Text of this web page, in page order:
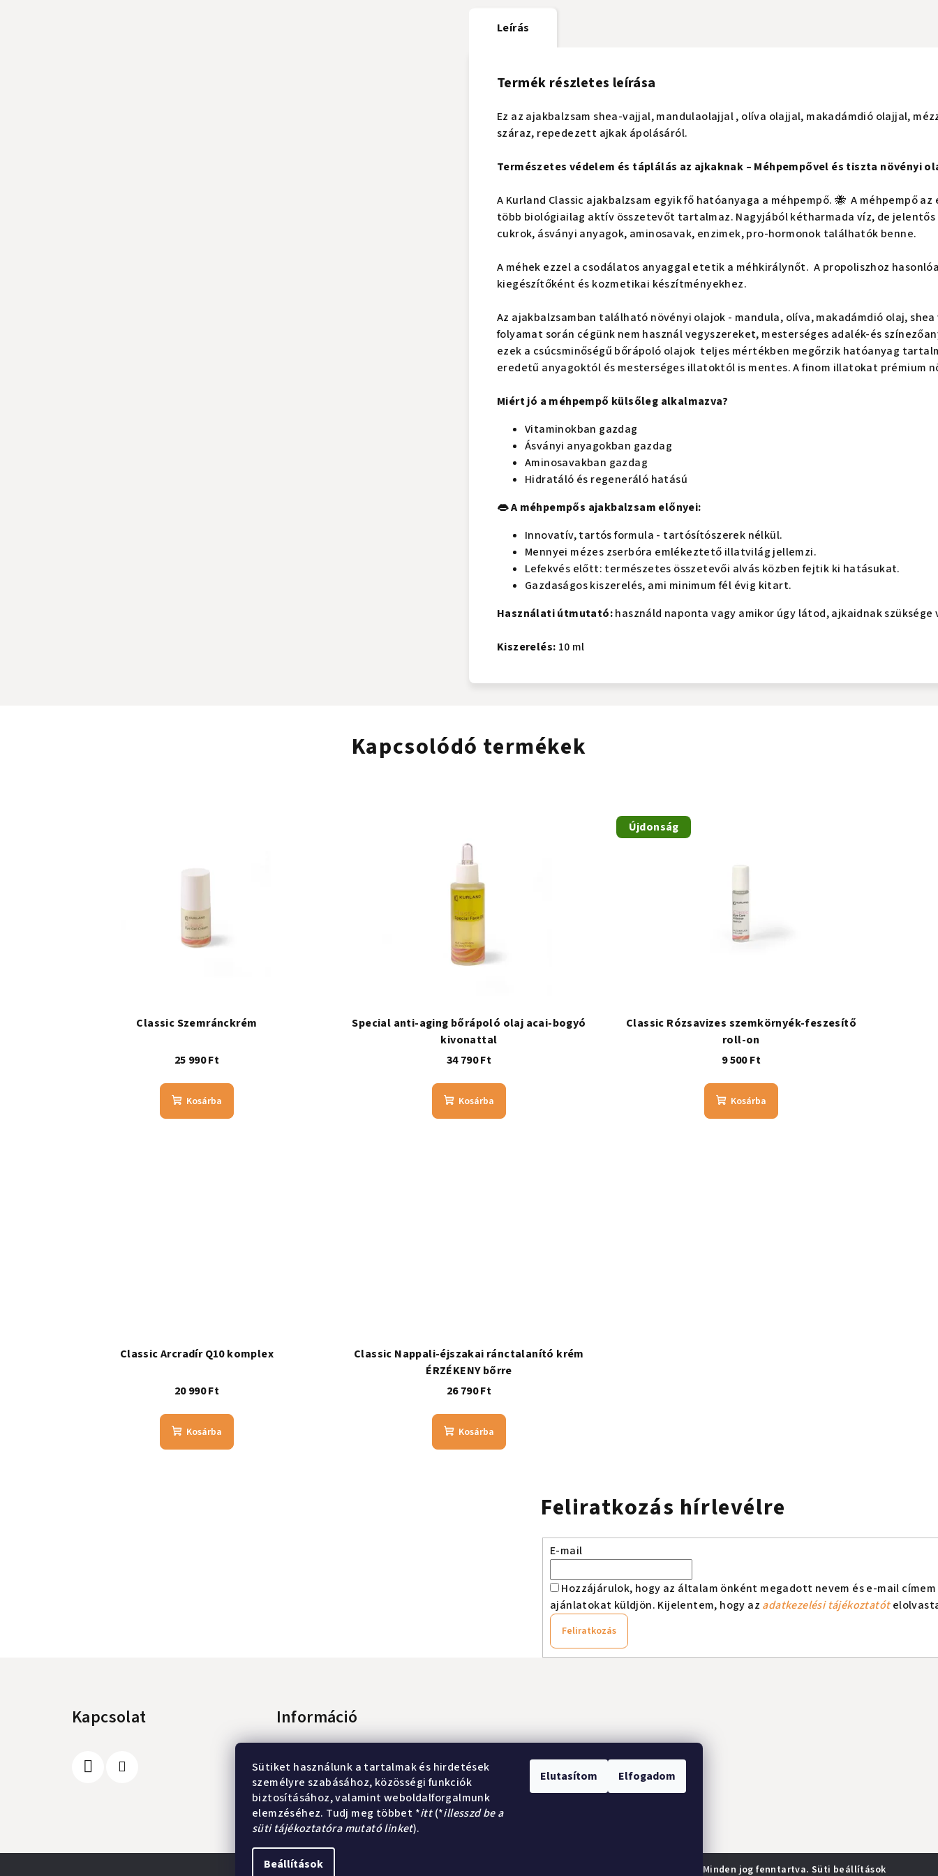
Sütiket használunk a tartalmak és hirdetések
személyre szabásához, közösségi funkciók
biztosításához, valamint weboldalforgalmunk
elemzéséhez. Tudj meg többet *itt(*illesszd be a
süti tájékoztatóra mutató linket).
Beállítások
Elutasítom Elfogadom
Leírás
Termék részletes leírása
Ez az ajakbalzsam shea-vajjal, mandulaolajjal, olíva olajjal, makadámdió olajjal,
száraz, repedezett ajkak ápolásáról.
Természetes védelem és táplálás az ajkaknak – Méhpempővel és tiszta növényi
A Kurland Classic ajakbalzsam egyik fő hatóanyaga a méhpempő. 🐝A méhpempőaz
több biológiailag aktív összetevőt tartalmaz. Nagyjából kétharmada víz, de
cukrok, ásványi anyagok, aminosavak, enzimek, pro-hormonok találhatók benne.
A méhek ezzel a csodálatos anyaggal etetik a méhkirálynőt. A propoliszhoz
kiegészítőként és kozmetikai készítményekhez.
Az ajakbalzsamban található növényi olajok - mandula, olíva, makadámdió olaj,
folyamat során cégünk nem használ vegyszereket, mesterséges adalék-és
ezek a csúcsminőségű bőrápoló olajok teljes mértékben megőrzik hatóanyag
eredetű anyagoktól és mesterséges illatoktól is mentes. A finom illatokat prémium
Miért jó a méhpempő külsőleg alkalmazva?
Vitaminokban gazdag
Ásványi anyagokban gazdag
Aminosavakban gazdag
Hidratáló és regeneráló hatású
👄 A méhpempős ajakbalzsam előnyei:
Innovatív, tartós formula - tartósítószerek nélkül.
Mennyei mézes zserbóra emlékeztető illatvilág jellemzi.
Lefekvés előtt: természetes összetevői alvás közben fejtik ki hatásukat.
Gazdaságos kiszerelés, ami minimum fél évig kitart.
Használati útmutató:használd naponta vagy amikor úgy látod, ajkaidnak szüksége
Kiszerelés: 10 ml
Kapcsolódó termékek
Classic Szemránckrém
25 990 Ft
Kosárba
Special anti-aging bőrápoló olaj acai-bogyó
kivonattal
34 790 Ft
Kosárba
Újdonság
Classic Rózsavizes szemkörnyék-feszesítő
roll-on
9 500 Ft
Kosárba
Classic Arcradír Q10 komplex
20 990 Ft
Kosárba
Classic Nappali-éjszakai ránctalanító krém
ÉRZÉKENY bőrre
26 790 Ft
Kosárba
Feliratkozás hírlevélre
E-mail
Hozzájárulok, hogy az általam önként megadott nevem és e-mail
ajánlatokat küldjön. Kijelentem, hogy az adatkezelési tájékoztatót
Feliratkozás
Kapcsolat Információ
Üzleti feltételek (ÁSZF)
Adatkezelési tájékoztató
Elérhetőségek
. Minden jog fenntartva. Süti beállítások